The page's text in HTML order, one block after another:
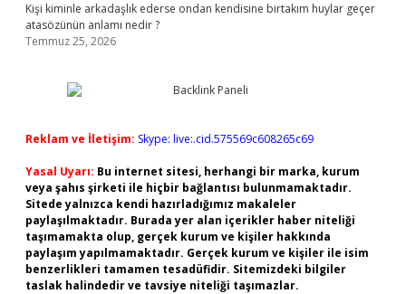
Kişi kiminle arkadaşlık ederse ondan kendisine birtakım huylar geçer
atasözünün anlamı nedir ?
Temmuz 25, 2026
Reklam ve İletişim: Skype: live:.cid.575569c608265c69
Yasal Uyarı: Bu internet sitesi, herhangi bir marka, kurum
veya şahıs şirketi ile hiçbir bağlantısı bulunmamaktadır.
Sitede yalnızca kendi hazırladığımız makaleler
paylaşılmaktadır. Burada yer alan içerikler haber niteliği
taşımamakta olup, gerçek kurum ve kişiler hakkında
paylaşım yapılmamaktadır. Gerçek kurum ve kişiler ile isim
benzerlikleri tamamen tesadüfidir. Sitemizdeki bilgiler
taslak halindedir ve tavsiye niteliği taşımazlar.